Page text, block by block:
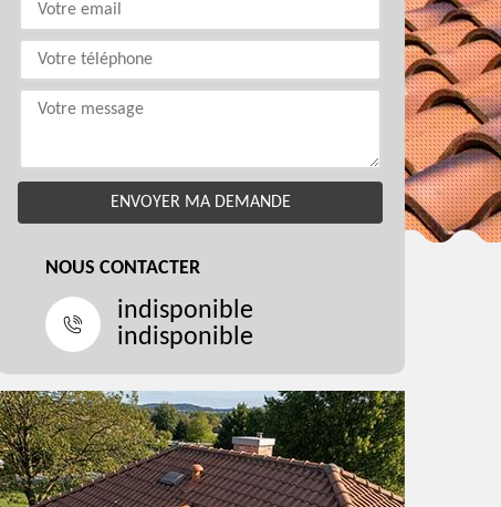
NOUS CONTACTER
indisponible
indisponible